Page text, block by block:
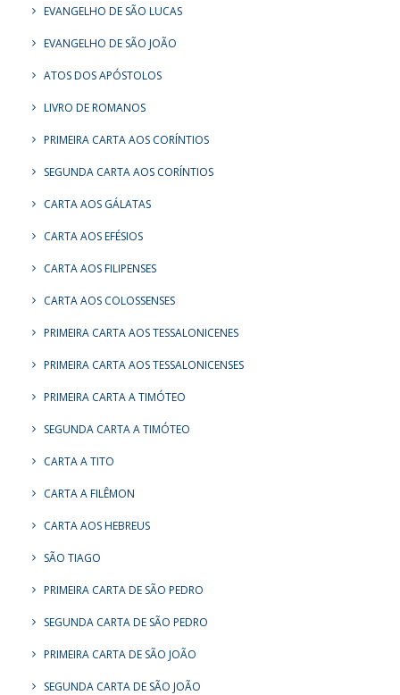
EVANGELHO DE SÃO LUCAS
EVANGELHO DE SÃO JOÃO
ATOS DOS APÓSTOLOS
LIVRO DE ROMANOS
PRIMEIRA CARTA AOS CORÍNTIOS
SEGUNDA CARTA AOS CORÍNTIOS
CARTA AOS GÁLATAS
CARTA AOS EFÉSIOS
CARTA AOS FILIPENSES
CARTA AOS COLOSSENSES
PRIMEIRA CARTA AOS TESSALONICENES
PRIMEIRA CARTA AOS TESSALONICENSES
PRIMEIRA CARTA A TIMÓTEO
SEGUNDA CARTA A TIMÓTEO
CARTA A TITO
CARTA A FILÊMON
CARTA AOS HEBREUS
SÃO TIAGO
PRIMEIRA CARTA DE SÃO PEDRO
SEGUNDA CARTA DE SÃO PEDRO
PRIMEIRA CARTA DE SÃO JOÃO
SEGUNDA CARTA DE SÃO JOÃO